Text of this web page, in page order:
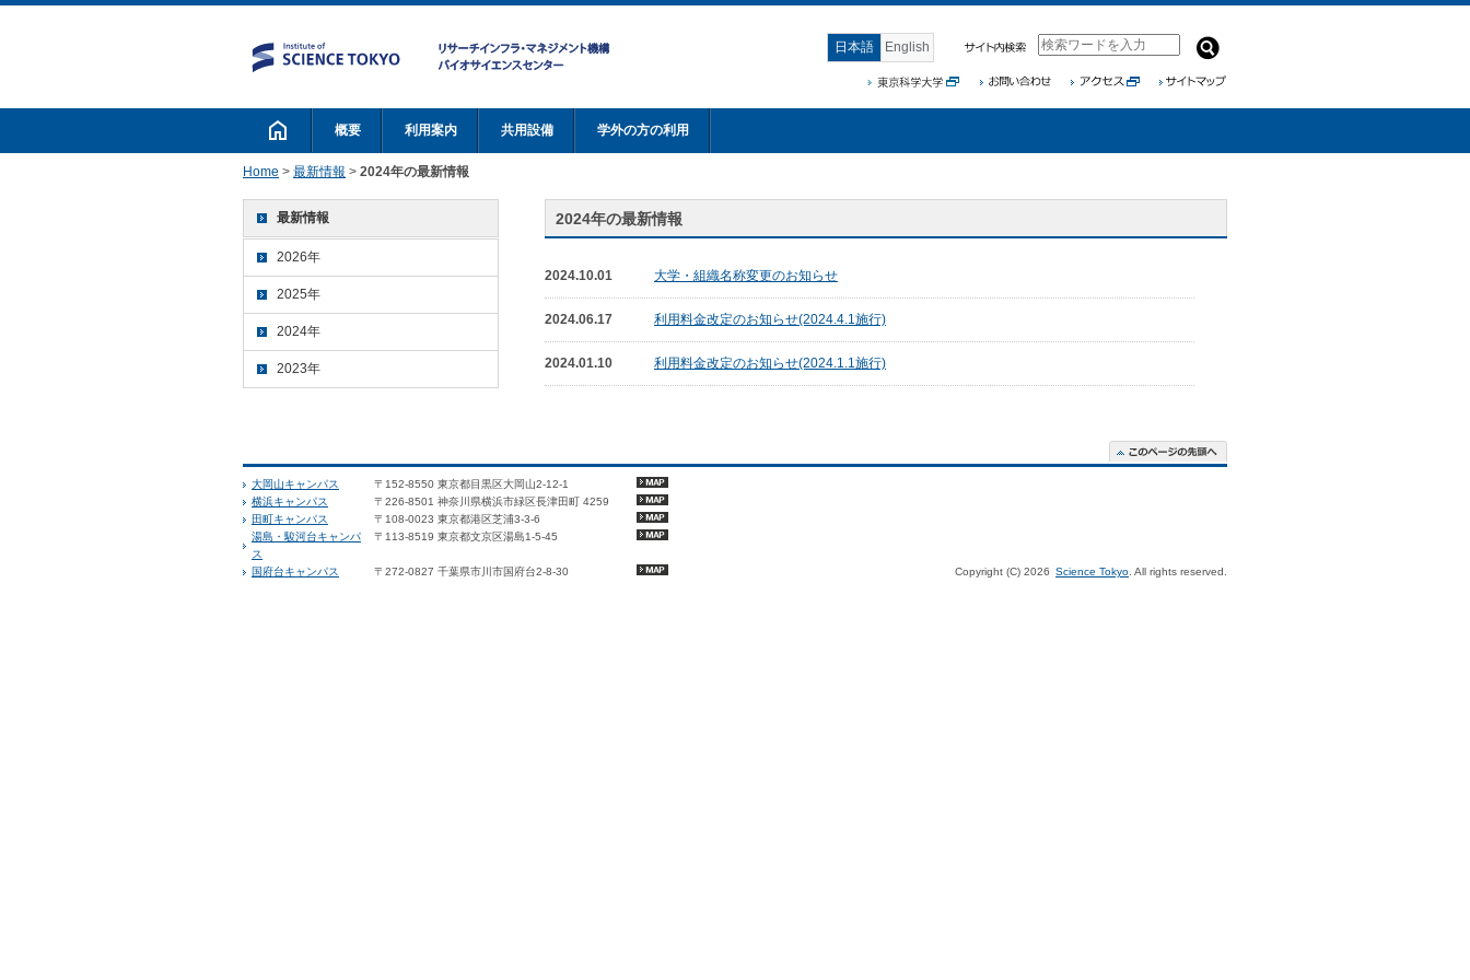
日本語 English
概要 利用案内 共用設備 学外の方の利用
Home > 最新情報 > 2024年の最新情報
2024年の最新情報
2024.10.01 大学・組織名称変更のお知らせ
2024.06.17 利用料金改定のお知らせ(2024.4.1施行)
2024.01.10 利用料金改定のお知らせ(2024.1.1施行)
最新情報
2026年
2025年
2024年
2023年
大岡山キャンパス
〒152-8550 東京都目黒区大岡山2-12-1
横浜キャンパス
〒226-8501 神奈川県横浜市緑区長津田町 4259
田町キャンパス
〒108-0023 東京都港区芝浦3-3-6
湯島・駿河台キャンパ
ス
〒113-8519 東京都文京区湯島1-5-45
国府台キャンパス 〒272-0827 千葉県市川市国府台2-8-30 Copyright (C) 2026 Science Tokyo . All rights reserved.